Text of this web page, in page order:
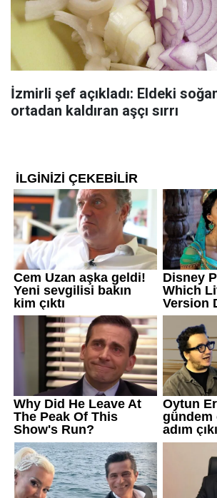
İzmirli şef açıkladı: Eldeki
ortadan kaldıran aşçı sırrı